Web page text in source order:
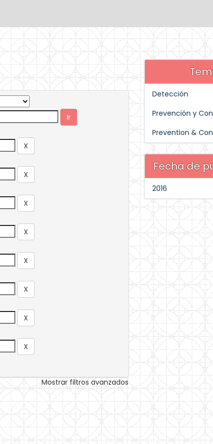
Mostrar filtros avanzados
Detección
Prevención y
Prevention &
Fecha de
2016